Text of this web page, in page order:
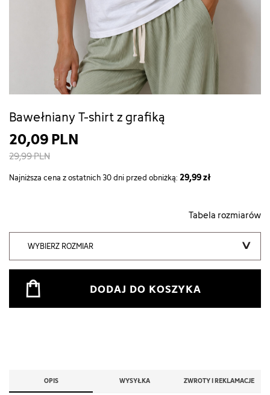
Bawełniany T-shirt z grafiką
20,09 PLN
29,99 PLN
Najniższa cena z ostatnich 30 dni przed obniżką: 29,99 zł
Tabela rozmiarów
WYBIERZ ROZMIAR
DODAJ DO KOSZYKA
OPIS WYSYŁKA ZWROTY I REKLAMACJE